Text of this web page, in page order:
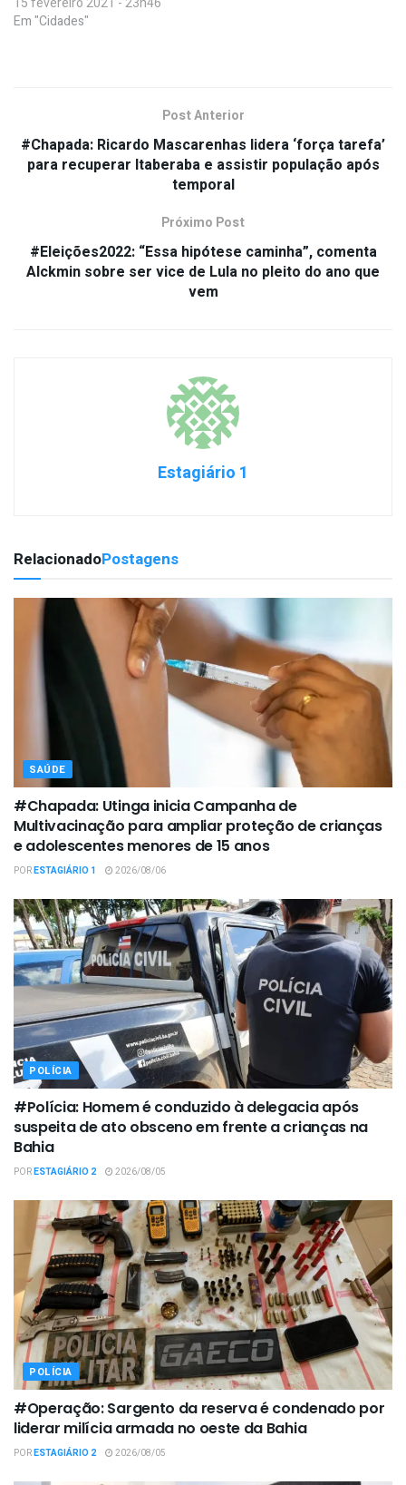
Em "Cidades"
Post Anterior
#Chapada: Ricardo Mascarenhas lidera ‘força tarefa’
para recuperar Itaberaba e assistir população após
temporal
Próximo Post
#Eleições2022: “Essa hipótese caminha”, comenta
Alckmin sobre ser vice de Lula no pleito do ano que
vem
Estagiário 1
RelacionadoPostagens
SAÚDE
#Chapada: Utinga inicia Campanha de
Multivacinação para ampliar proteção de crianças
e adolescentes menores de 15 anos
PORESTAGIÁRIO 1 2026/08/06
POLÍCIA
#Polícia: Homem é conduzido à delegacia após
suspeita de ato obsceno em frente a crianças na
Bahia
PORESTAGIÁRIO 2 2026/08/05
POLÍCIA
#Operação: Sargento da reserva é condenado por
liderar milícia armada no oeste da Bahia
PORESTAGIÁRIO 2 2026/08/05